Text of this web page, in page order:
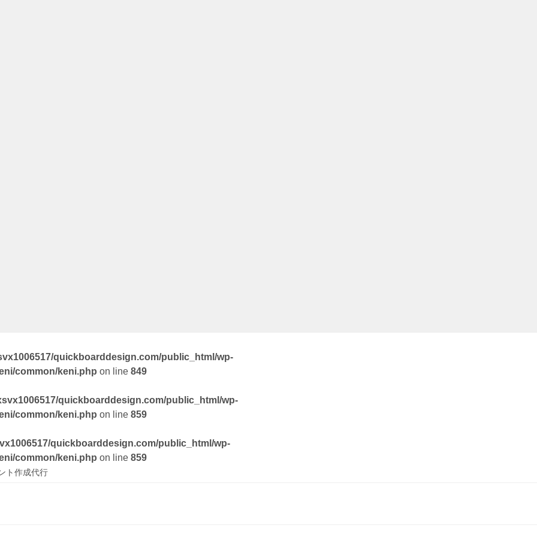
quickboarddesign.com/public_html/wp-
common/keni.php on line 849
quickboarddesign.com/public_html/wp-
common/keni.php on line 859
quickboarddesign.com/public_html/wp-
common/keni.php on line 859
ト作成代行